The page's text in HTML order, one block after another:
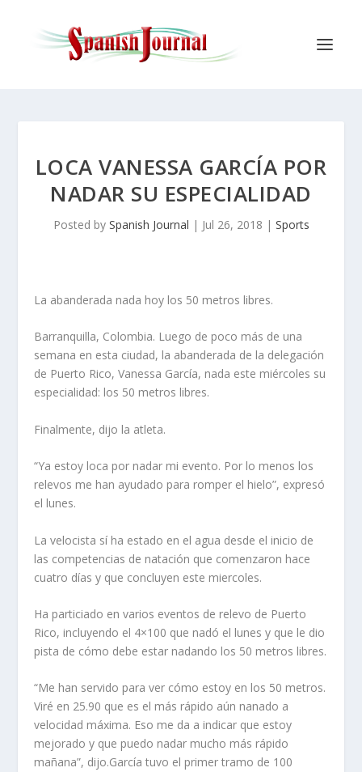
LOCA VANESSA GARCÍA POR
NADAR SU ESPECIALIDAD
Posted by Spanish Journal | Jul 26, 2018 | Sports
La abanderada nada hoy los 50 metros libres.
Barranquilla, Colombia. Luego de poco más de una
semana en esta ciudad, la abanderada de la delegación
de Puerto Rico, Vanessa García, nada este miércoles su
especialidad: los 50 metros libres.
Finalmente, dijo la atleta.
“Ya estoy loca por nadar mi evento. Por lo menos los
relevos me han ayudado para romper el hielo”, expresó
el lunes.
La velocista sí ha estado en el agua desde el inicio de
las competencias de natación que comenzaron hace
cuatro días y que concluyen este miercoles.
Ha particiado en varios eventos de relevo de Puerto
Rico, incluyendo el 4×100 que nadó el lunes y que le dio
pista de cómo debe estar nadando los 50 metros libres.
“Me han servido para ver cómo estoy en los 50 metros.
Viré en 25.90 que es el más rápido aún nanado a
velocidad máxima. Eso me da a indicar que estoy
mejorado y que puedo nadar mucho más rápido
mañana”, dijo.García tuvo el primer tramo de 100